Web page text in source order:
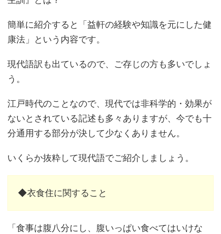
簡単に紹介すると「益軒の経験や知識を元にした健
康法」という内容です。
現代語訳も出ているので、ご存じの方も多いでしょ
う。
江戸時代のことなので、現代では非科学的・効果が
ないとされている記述も多々ありますが、今でも十
分通用する部分が決して少なくありません。
いくらか抜粋して現代語でご紹介しましょう。
◆衣食住に関すること
「食事は腹八分にし、腹いっぱい食べてはいけな